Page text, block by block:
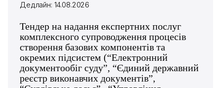
Дедлайн: 14.08.2026
Тендер на надання експертних послуг
комплексного супроводження процесів
створення базових компонентів та
окремих підсистем (“Електронний
документообіг суду”, “Єдиний державний
реєстр виконавчих документів”,